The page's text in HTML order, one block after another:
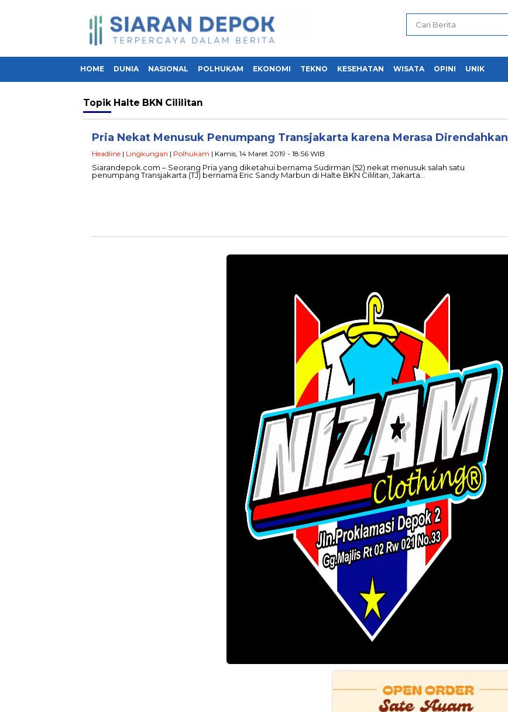
HOME DUNIA NASIONAL POLHUKAM EKONOMI TEKNO KESEHATAN WISATA OPINI UNIK
Topik Halte BKN Cililitan
Pria Nekat Menusuk Penumpang Transjakarta karena Merasa Direndahkan
Headline | Lingkungan | Polhukam | Kamis, 14 Maret 2019 - 18:56 WIB
Siarandepok.com – Seorang Pria yang diketahui bernama Sudirman (52) nekat menusuk salah satu
penumpang Transjakarta (TJ) bernama Eric Sandy Marbun di Halte BKN Cililitan, Jakarta…